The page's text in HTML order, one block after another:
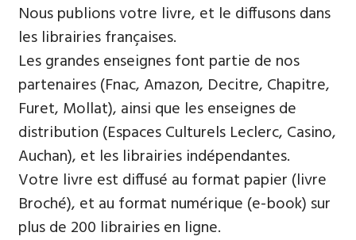
Nous publions votre livre, et le diffusons dans
les librairies françaises​.
Les grandes enseignes font partie de nos
partenaires (Fnac, Amazon, Decitre, Chapitre,
Furet, Mollat), ainsi que les enseignes de
distribution (Espaces Culturels Leclerc, Casino,
Auchan), et les librairies indépendantes.
Votre livre est diffusé au format papier (livre
Broché), et au format numérique (e-book) sur
plus de 200 librairies en ligne.